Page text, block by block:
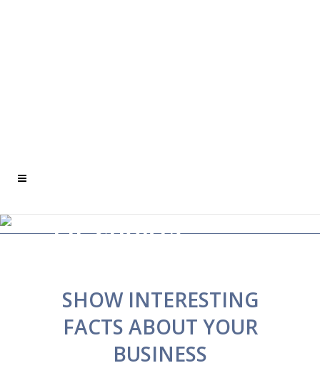
PIE CHARTS
SHOW INTERESTING
FACTS ABOUT YOUR
BUSINESS